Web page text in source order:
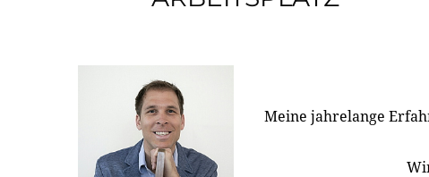
Meine jahrelange